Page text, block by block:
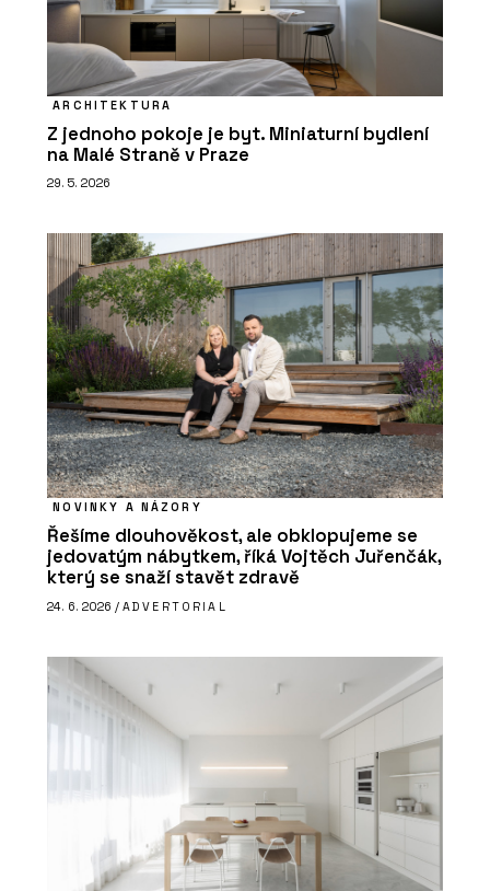
ARCHITEKTURA
Z jednoho pokoje je byt. Miniaturní bydlení
na Malé Straně v Praze
29. 5. 2026
NOVINKY A NÁZORY
Řešíme dlouhověkost, ale obklopujeme se
jedovatým nábytkem, říká Vojtěch Juřenčák,
který se snaží stavět zdravě
24. 6. 2026 / ADVERTORIAL